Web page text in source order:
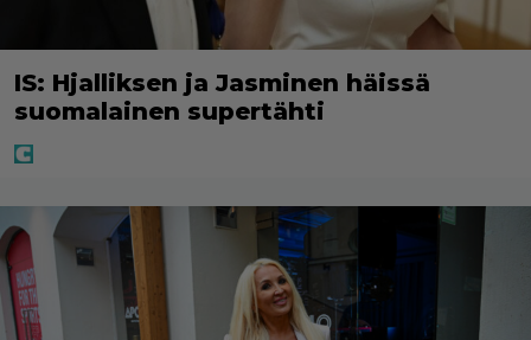
IS: Hjalliksen ja Jasminen häissä
suomalainen supertähti